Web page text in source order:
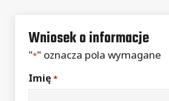
Wniosek o informacje
"*" oznacza pola wymagane
Imię *